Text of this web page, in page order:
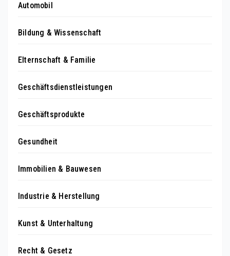
Automobil
Bildung & Wissenschaft
Elternschaft & Familie
Geschäftsdienstleistungen
Geschäftsprodukte
Gesundheit
Immobilien & Bauwesen
Industrie & Herstellung
Kunst & Unterhaltung
Recht & Gesetz